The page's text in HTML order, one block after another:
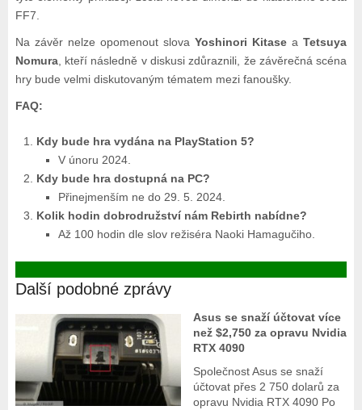
FF7.
Na závěr nelze opomenout slovaYoshinori Kitase aTetsuya
Nomura, kteří následně v diskusi zdůraznili, že závěrečná scéna
hry bude velmi diskutovaným tématem mezi fanoušky.
FAQ:
Kdy bude hra vydána na PlayStation 5?
V únoru 2024.
Kdy bude hra dostupná na PC?
Přinejmenším ne do 29. 5. 2024.
Kolik hodin dobrodružství nám Rebirth nabídne?
Až 100 hodin dle slov režiséra Naoki Hamagučiho.
Další podobné zprávy
Asus se snaží účtovat více
než $2,750 za opravu Nvidia
RTX 4090
Společnost Asus se snaží
účtovat přes 2 750 dolarů za
opravu Nvidia RTX 4090 Po